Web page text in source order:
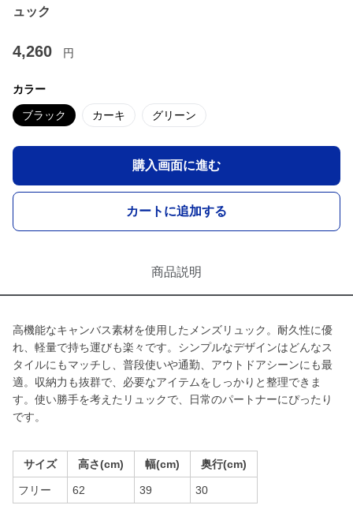
ュック
4,260 円
カラー
ブラック カーキ グリーン
購入画面に進む
カートに追加する
商品説明
高機能なキャンバス素材を使用したメンズリュック。耐久性に優
れ、軽量で持ち運びも楽々です。シンプルなデザインはどんなス
タイルにもマッチし、普段使いや通勤、アウトドアシーンにも最
適。収納力も抜群で、必要なアイテムをしっかりと整理できま
す。使い勝手を考えたリュックで、日常のパートナーにぴったり
です。
サイズ 高さ(cm) 幅(cm) 奥行(cm)
フリー 62 39 30